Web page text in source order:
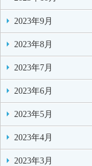
2023年9月
2023年8月
2023年7月
2023年6月
2023年5月
2023年4月
2023年3月